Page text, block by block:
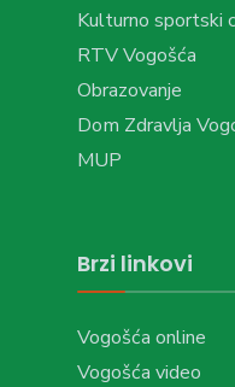
Kulturno sportski
RTV Vogošća
Obrazovanje
Dom Zdravlja
MUP
Brzi linkovi
Vogošća online
Vogošća video